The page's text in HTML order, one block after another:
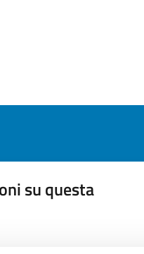
su questa
delle informazioni